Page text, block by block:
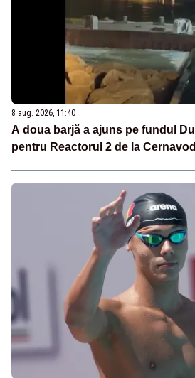
8 aug. 2026, 11:40
A doua barjă a ajuns pe fundul
pentru Reactorul 2 de la